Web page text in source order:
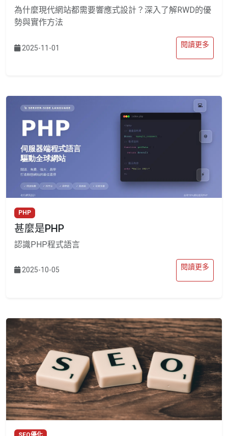
為什麼現代網站都需要響應式設計？深入了解RWD的優
勢與實作方法
2025-11-01 閱讀更多
PHP
甚麼是PHP
認識PHP程式語言
2025-10-05 閱讀更多